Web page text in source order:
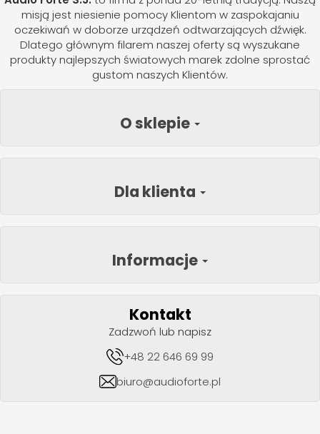
misją jest niesienie pomocy Klientom w zaspokajaniu
oczekiwań w doborze urządzeń odtwarzających dźwięk.
Dlatego głównym filarem naszej oferty są wyszukane
produkty najlepszych światowych marek zdolne sprostać
gustom naszych Klientów.
O sklepie
Dla klienta
Informacje
Kontakt
Zadzwoń lub napisz
+48 22 646 69 99
biuro@audioforte.pl